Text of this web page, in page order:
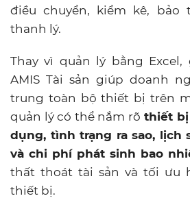
điều chuyển, kiểm kê, bảo
thanh lý.
Thay vì quản lý bằng
AMIS Tài sản giúp doanh
trung toàn bộ thiết bị trên
quản lý có thể nắm rõ thiết bị
dụng, tình trạng ra sao, lịch
và chi phí phát sinh bao
thất thoát tài sản và tối ưu
thiết bị.